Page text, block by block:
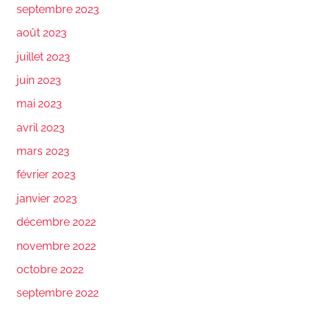
septembre 2023
août 2023
juillet 2023
juin 2023
mai 2023
avril 2023
mars 2023
février 2023
janvier 2023
décembre 2022
novembre 2022
octobre 2022
septembre 2022